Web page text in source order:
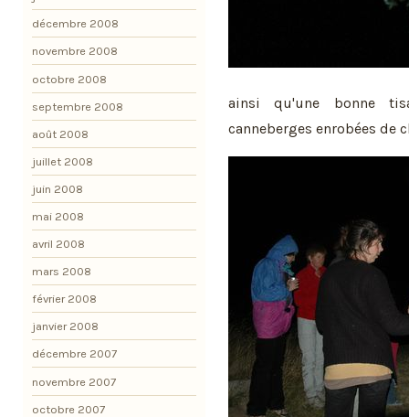
ainsi qu'une bonne
canneberges enrobées de
décembre 2008
novembre 2008
octobre 2008
septembre 2008
août 2008
juillet 2008
juin 2008
mai 2008
avril 2008
mars 2008
février 2008
janvier 2008
décembre 2007
novembre 2007
octobre 2007